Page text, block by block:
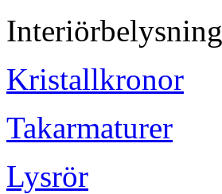
Interiörbelysning
Kristallkronor
Takarmaturer
Lysrör